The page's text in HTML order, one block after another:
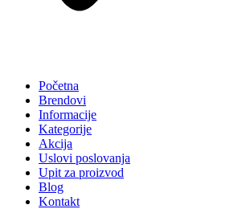
Početna
Brendovi
Informacije
Kategorije
Akcija
Uslovi poslovanja
Upit za proizvod
Blog
Kontakt